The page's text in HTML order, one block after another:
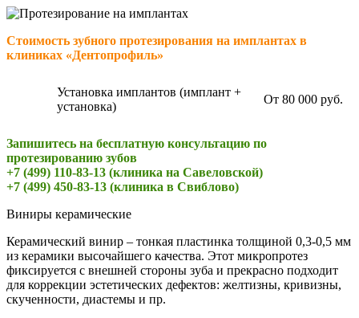
Стоимость зубного протезирования на имплантах в
клиниках «Дентопрофиль»
Установка имплантов (имплант +
установка)
От 80 000 руб.
Запишитесь на бесплатную консультацию по
протезированию зубов
+7 (499) 110-83-13 (клиника на Савеловской)
+7 (499) 450-83-13 (клиника в Свиблово)
Виниры керамические
Керамический винир – тонкая пластинка толщиной 0,3-0,5 мм
из керамики высочайшего качества. Этот микропротез
фиксируется с внешней стороны зуба и прекрасно подходит
для коррекции эстетических дефектов: желтизны, кривизны,
скученности, диастемы и пр.